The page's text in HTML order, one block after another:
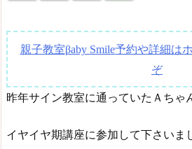
親子教室βaby Smile予約や詳細は
ぞ
昨年サイン教室に通っていたＡちゃ
イヤイヤ期講座に参加して下さいま